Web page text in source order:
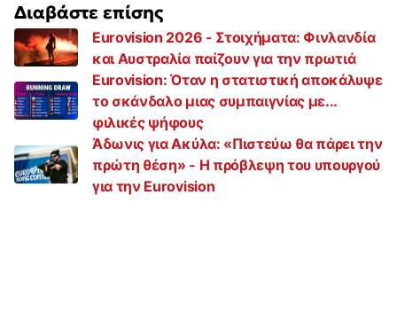
Διαβάστε επίσης
Eurovision 2026 - Στοιχήματα: Φινλανδία
και Αυστραλία παίζουν για την πρωτιά
Eurovision: Όταν η στατιστική αποκάλυψε
το σκάνδαλο μιας συμπαιγνίας με...
φιλικές ψήφους
Άδωνις για Ακύλα: «Πιστεύω θα πάρει την
πρώτη θέση» - Η πρόβλεψη του υπουργού
για την Eurovision